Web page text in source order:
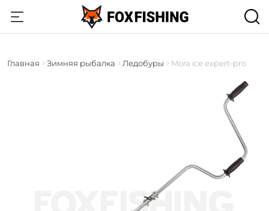
Главная Зимняя рыбалка Ледобуры Mora ice expert-pro